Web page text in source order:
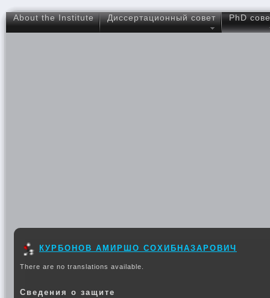
About the Institute Диссертационный совет PhD
КУРБОНОВ АМИРШО СОХИБНАЗАРОВИЧ
There are no translations available.
Сведения о защите